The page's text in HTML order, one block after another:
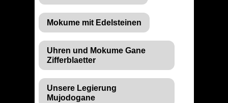
Mokume mit Edelsteinen
Uhren und Mokume Gane
Zifferblaetter
Unsere Legierung
Mujodogane